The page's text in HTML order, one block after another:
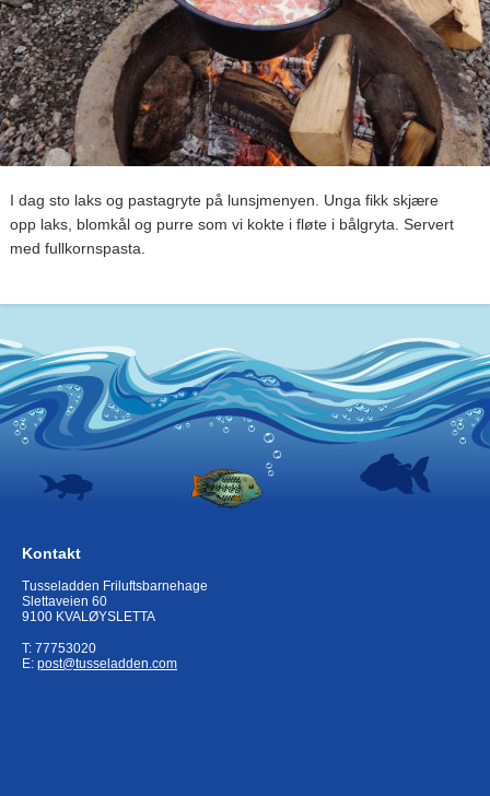
I dag sto laks og pastagryte på lunsjmenyen. Unga fikk skjære
opp laks, blomkål og purre som vi kokte i fløte i bålgryta. Servert
med fullkornspasta.
Kontakt
Tusseladden Friluftsbarnehage
Slettaveien 60
9100 KVALØYSLETTA
T: 77753020
E: post@tusseladden.com